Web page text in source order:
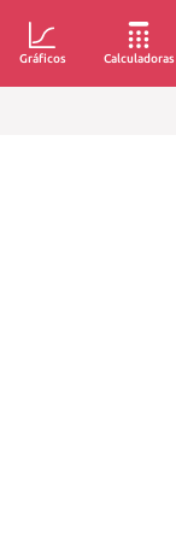
Gráficos Calculadoras